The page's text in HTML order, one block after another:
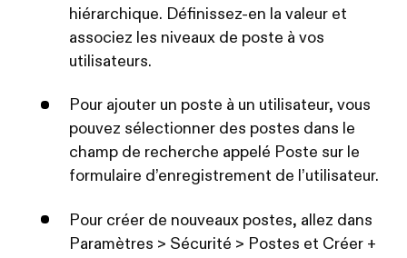
hiérarchique. Définissez-en la valeur et
associez les niveaux de poste à vos
utilisateurs.
Pour ajouter un poste à un utilisateur, vous
pouvez sélectionner des postes dans le
champ de recherche appelé Poste sur le
formulaire d’enregistrement de l’utilisateur.
Pour créer de nouveaux postes, allez dans
Paramètres > Sécurité > Postes et Créer +